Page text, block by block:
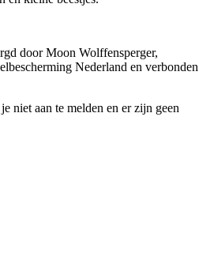
door Moon Wolffensperger,
Nederland en verbonden
niet aan te melden en er zijn geen